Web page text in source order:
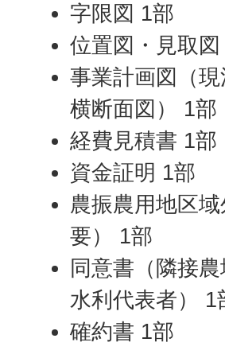
字限図 1部
位置図・見取
事業計画図（
横断面図） 1部
経費見積書 1部
資金証明 1部
農振農用地区
要） 1部
同意書（隣接
水利代表者） 1
確約書 1部